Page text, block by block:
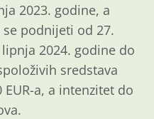
2023. godine, a
podnijeti od 27.
2024. godine do
sredstava
a, a intenzitet do